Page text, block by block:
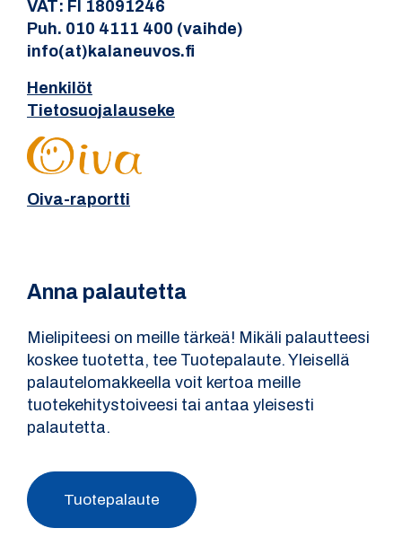
VAT: FI 18091246
Puh. 010 4111 400 (vaihde)
info(at)kalaneuvos.fi
Henkilöt
Tietosuojalauseke
Oiva-raportti
Anna palautetta
Mielipiteesi on meille tärkeä! Mikäli palautteesi
koskee tuotetta, tee Tuotepalaute. Yleisellä
palautelomakkeella voit kertoa meille
tuotekehitystoiveesi tai antaa yleisesti
palautetta.
Tuotepalaute